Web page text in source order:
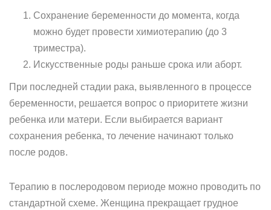
Сохранение беременности до момента, когда
можно будет провести химиотерапию (до 3
триместра).
Искусственные роды раньше срока или аборт.
При последней стадии рака, выявленного в процессе
беременности, решается вопрос о приоритете жизни
ребенка или матери. Если выбирается вариант
сохранения ребенка, то лечение начинают только
после родов.
Терапию в послеродовом периоде можно проводить по
стандартной схеме. Женщина прекращает грудное